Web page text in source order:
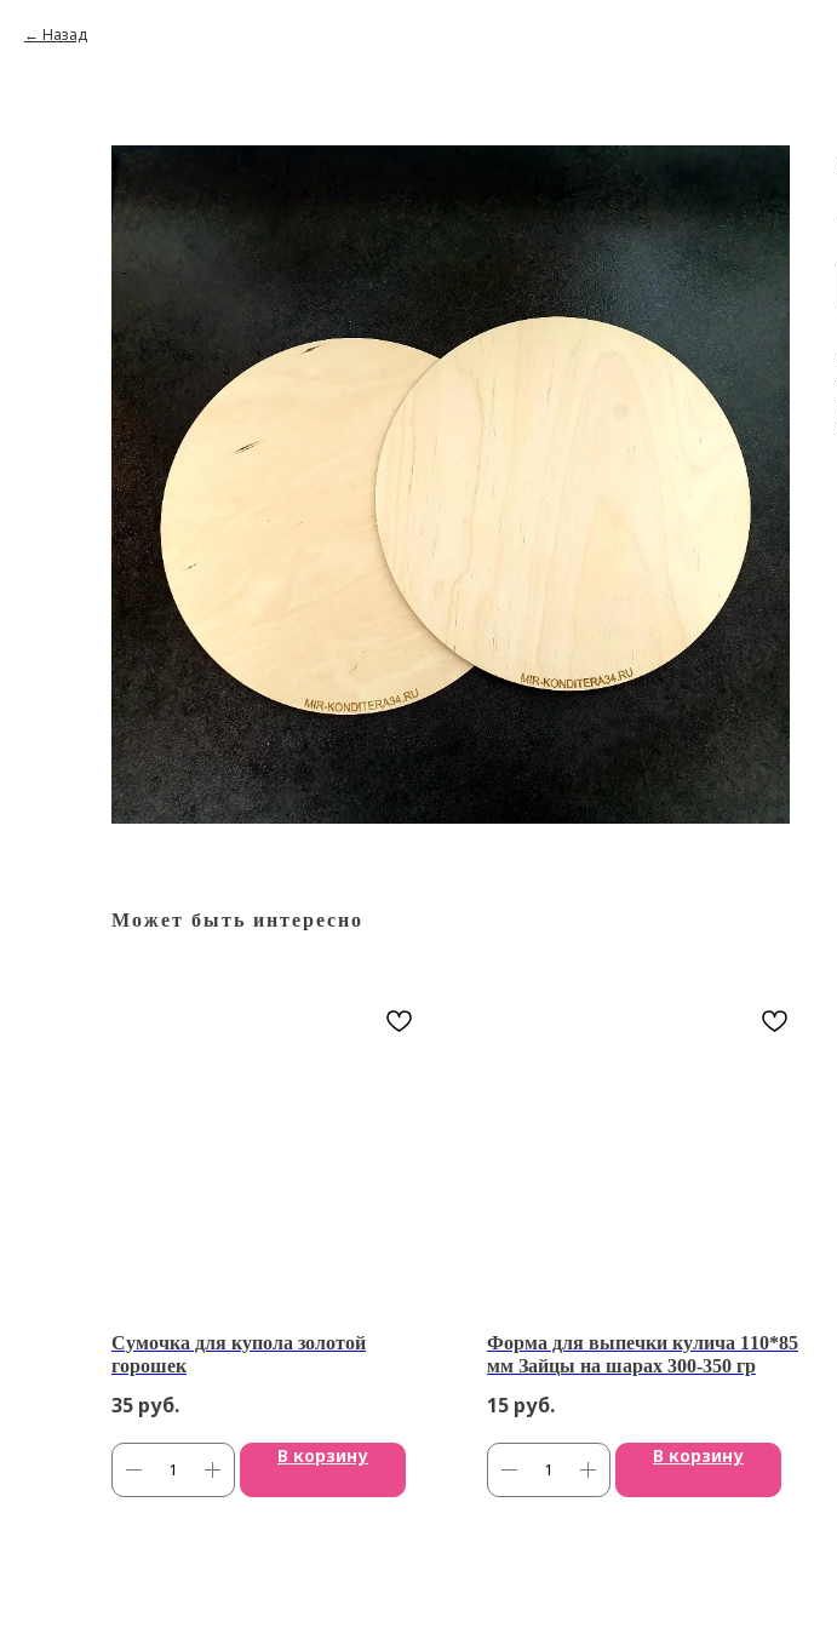
Назад
Может быть интересно
Сумочка для купола золотой
горошек
35 руб.
В корзину
Форма для выпечки кулича 110*85
мм Зайцы на шарах 300-350 гр
15 руб.
В корзину